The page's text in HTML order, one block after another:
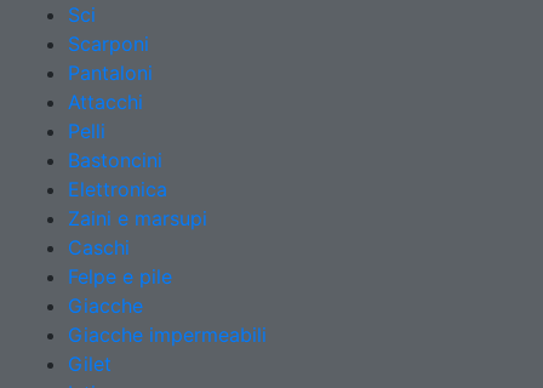
Sci
Scarponi
Pantaloni
Attacchi
Pelli
Bastoncini
Elettronica
Zaini e marsupi
Caschi
Felpe e pile
Giacche
Giacche impermeabili
Gilet